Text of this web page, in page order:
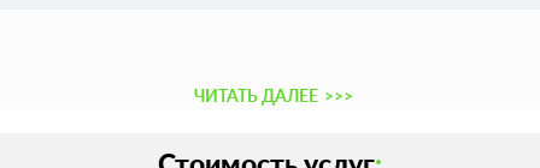
ЧИТАТЬ ДАЛЕЕ >>>